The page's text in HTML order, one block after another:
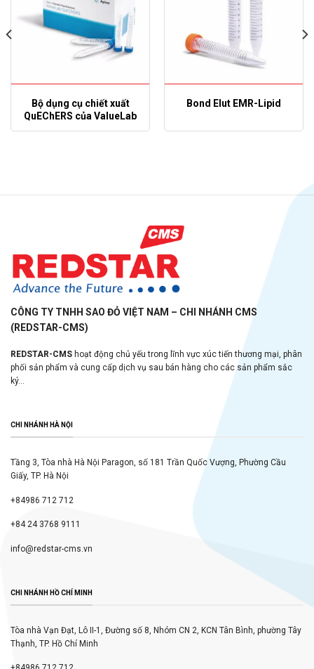
Bộ dụng cụ chiết xuất
QuEChERS của ValueLab
Bond Elut EMR-Lipid
CÔNG TY TNHH SAO ĐỎ VIỆT NAM – CHI NHÁNH CMS
(REDSTAR-CMS)
REDSTAR-CMS hoạt động chủ yếu trong lĩnh vực xúc tiến thương mại, phân
phối sản phẩm và cung cấp dịch vụ sau bán hàng cho các sản phẩm sắc
ký...
CHI NHÁNH HÀ NỘI
Tầng 3, Tòa nhà Hà Nội Paragon, số 181 Trần Quốc Vượng, Phường Cầu
Giấy, TP. Hà Nội
+84986 712 712
+84 24 3768 9111
info@redstar-cms.vn
CHI NHÁNH HỒ CHÍ MINH
Tòa nhà Vạn Đạt, Lô II-1, Đường số 8, Nhóm CN 2, KCN Tân Bình, phường Tây
Thạnh, TP. Hồ Chí Minh